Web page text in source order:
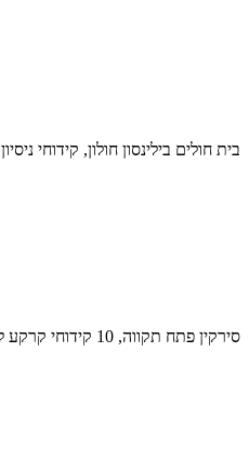
בית חולים בילינסון חולון, קידוחי ניסיון
סירקין פתח תקווה, 10 קידוחי קרקע לעומקים 20-25 מטר